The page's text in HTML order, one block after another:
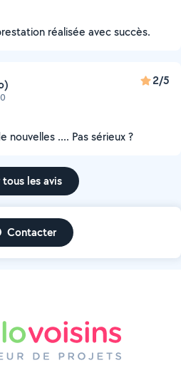
réalisée avec succès.
2/5
nouvelles .... Pas sérieux ?
tous les avis
Contacter